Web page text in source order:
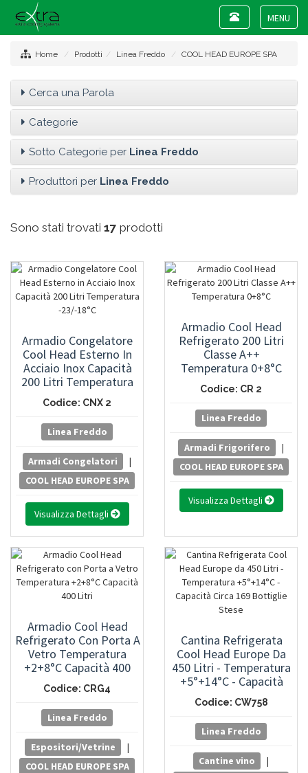
Toggle
Toggle
navigation
Home Prodotti Linea Freddo COOL HEAD EUROPE SPA
Cerca una Parola
Categorie
Sotto Categorie per Linea Freddo
Produttori per Linea Freddo
Sono stati trovati 17 prodotti
Armadio Congelatore
Cool Head Esterno In
Acciaio Inox Capacità
200 Litri Temperatura
-23/-18°C
Codice: CNX 2
Linea Freddo
Armadi Congelatori
|
COOL HEAD EUROPE SPA
Visualizza Dettagli
Armadio Cool Head
Refrigerato 200 Litri
Classe A++
Temperatura 0+8°C
Codice: CR 2
Linea Freddo
Armadi Frigorifero
|
COOL HEAD EUROPE SPA
Visualizza Dettagli
Armadio Cool Head
Refrigerato Con Porta A
Vetro Temperatura
+2+8°C Capacità 400
Litri
Codice: CRG4
Linea Freddo
Espositori/Vetrine
|
COOL HEAD EUROPE SPA
Cantina Refrigerata
Cool Head Europe Da
450 Litri - Temperatura
+5°+14°C - Capacità
Circa 169 Bottiglie
Stese
Codice: CW758
Linea Freddo
Cantine vino
|